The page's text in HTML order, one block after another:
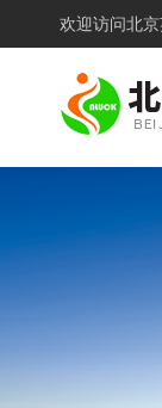
欢迎访问北